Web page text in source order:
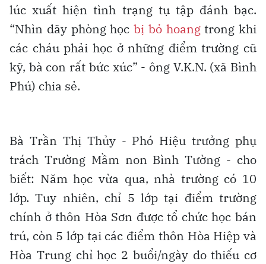
lúc xuất hiện tình trạng tụ tập đánh bạc.
“Nhìn dãy phòng học bị bỏ hoangtrong khi
các cháu phải học ở những điểm trường cũ
kỹ, bà con rất bức xúc” - ông V.K.N. (xã Bình
Phú) chia sẻ.
Bà Trần Thị Thủy - Phó Hiệu trưởng phụ
trách Trường Mầm non Bình Tường - cho
biết: Năm học vừa qua, nhà trường có 10
lớp. Tuy nhiên, chỉ 5 lớp tại điểm trường
chính ở thôn Hòa Sơn được tổ chức học bán
trú, còn 5 lớp tại các điểm thôn Hòa Hiệp và
Hòa Trung chỉ học 2 buổi/ngày do thiếu cơ